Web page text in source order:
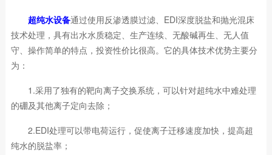
超纯水设备通过使用反渗透膜过滤、EDI深度脱盐和抛光混床
技术处理，具有出水水质稳定、生产连续、无酸碱再生、无人值
守、操作简单的特点，投资性价比很高。它的具体技术优势主要分
为：
1.采用了独有的靶向离子交换系统，可以针对超纯水中难处理
的硼及其他离子定向去除；
2.EDI处理可以带电荷运行，促使离子迁移速度加快，提高超
纯水的脱盐率；